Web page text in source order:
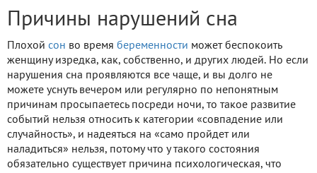
Причины нарушений сна
Плохой сон во время беременности может беспокоить
женщину изредка, как, собственно, и других людей. Но если
нарушения сна проявляются все чаще, и вы долго не
можете уснуть вечером или регулярно по непонятным
причинам просыпаетесь посреди ночи, то такое развитие
событий нельзя относить к категории «совпадение или
случайность», и надеяться на «само пройдет или
наладиться» нельзя, потому что у такого состояния
обязательно существует причина психологическая, что